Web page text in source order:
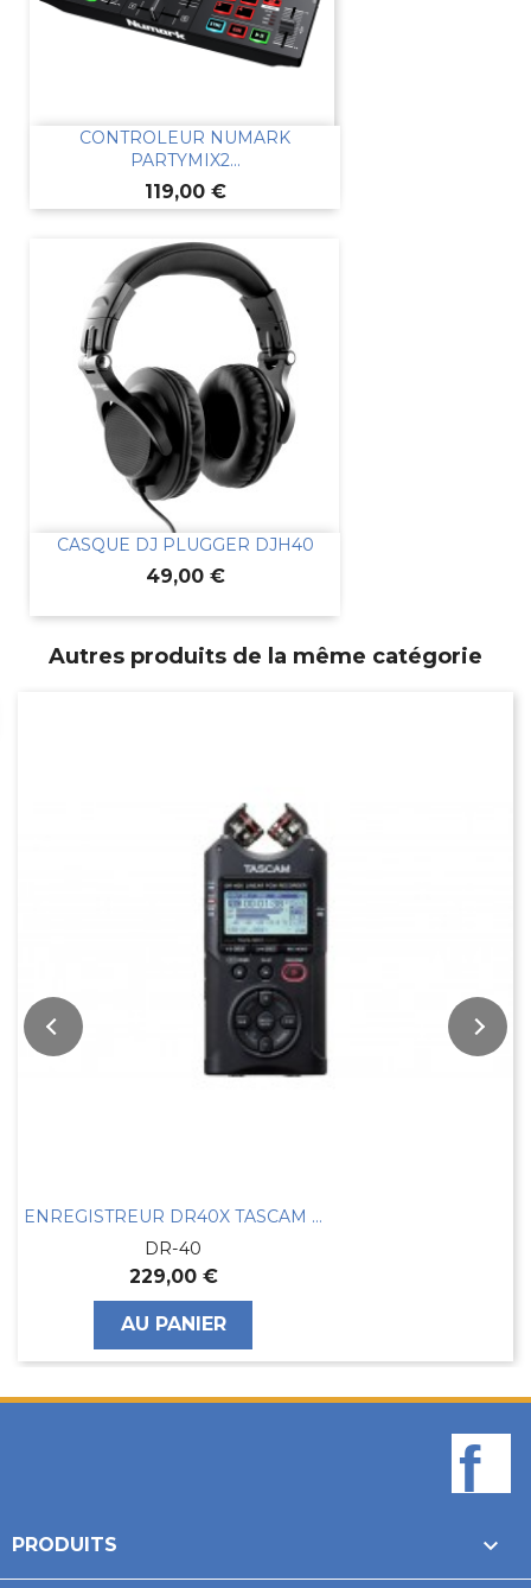
CONTROLEUR NUMARK
PARTYMIX2...
Prix
119,00 €
CASQUE DJ PLUGGER DJH40
Prix
49,00 €
Autres produits de la même catégorie
ENREGISTREUR DR40X TASCAM 4 PISTES
DR-40
229,00 €
AU PANIER
PRODUITS 